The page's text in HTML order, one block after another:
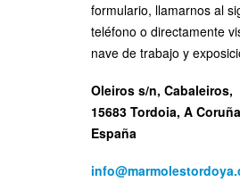
formulario, llamarnos al
teléfono o directamente
nave de trabajo y
Oleiros s/n, Cabaleiros,
15683 Tordoia, A Coruña
España